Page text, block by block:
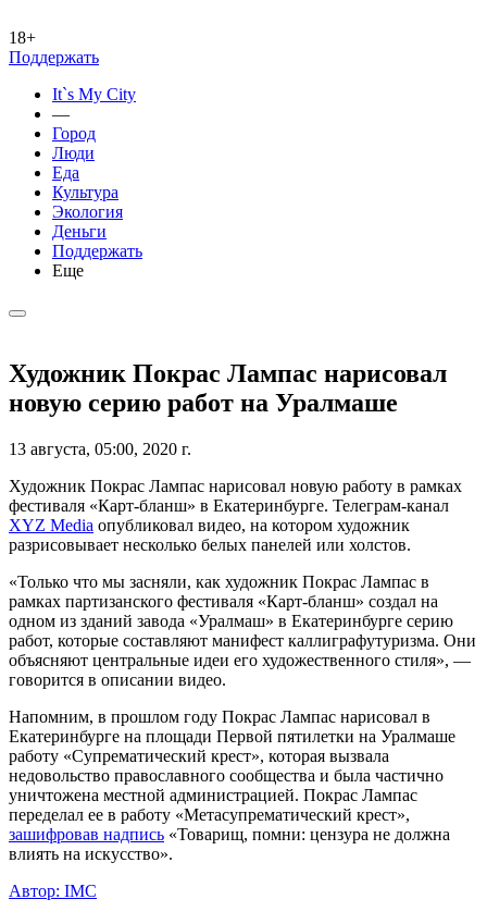
18+
Поддержать
It`s My City
—
Город
Люди
Еда
Культура
Экология
Деньги
Поддержать
Еще
Художник Покрас Лампас нарисовал
новую серию работ на Уралмаше
13 августа, 05:00, 2020 г.
Художник Покрас Лампас нарисовал новую работу в рамках
фестиваля «Карт-бланш» в Екатеринбурге. Телеграм-канал
XYZ Media опубликовал видео, на котором художник
разрисовывает несколько белых панелей или холстов.
«Только что мы засняли, как художник Покрас Лампас в
рамках партизанского фестиваля «Карт-бланш» создал на
одном из зданий завода «Уралмаш» в Екатеринбурге серию
работ, которые составляют манифест каллиграфутуризма. Они
объясняют центральные идеи его художественного стиля», —
говорится в описании видео.
Напомним, в прошлом году Покрас Лампас нарисовал в
Екатеринбурге на площади Первой пятилетки на Уралмаше
работу «Супрематический крест», которая вызвала
недовольство православного сообщества и была частично
уничтожена местной администрацией. Покрас Лампас
переделал ее в работу «Метасупрематический крест»,
зашифровав надпись «Товарищ, помни: цензура не должна
влиять на искусство».
Автор: IMC